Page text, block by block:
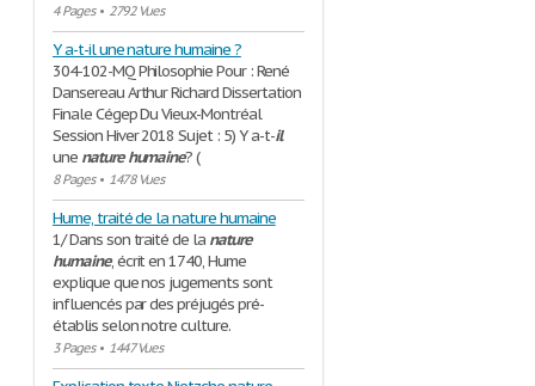
4 Pages• 2792 Vues
Y a-t-il une nature humaine ?
304-102-MQ Philosophie Pour : René
Dansereau Arthur Richard Dissertation
Finale Cégep Du Vieux-Montréal
Session Hiver 2018 Sujet : 5) Y a-t-il
une nature humaine? (
8 Pages• 1478 Vues
Hume, traité de la nature humaine
1/ Dans son traité de la nature
humaine, écrit en 1740, Hume
explique que nos jugements sont
influencés par des préjugés pré-
établis selon notre culture.
3 Pages• 1447 Vues